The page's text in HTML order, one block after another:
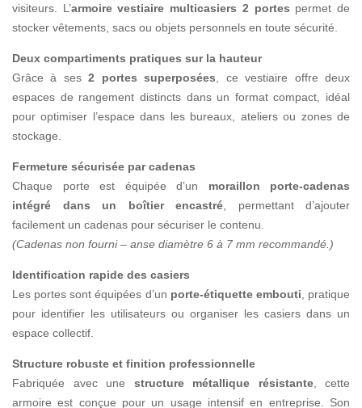
visiteurs. L’armoire vestiaire multicasiers 2 portes permet de
stocker vêtements, sacs ou objets personnels en toute sécurité.
Deux compartiments pratiques sur la hauteur
Grâce à ses2 portes superposées, ce vestiaire offre deux
espaces de rangement distincts dans un format compact, idéal
pour optimiser l’espace dans les bureaux, ateliers ou zones de
stockage.
Fermeture sécurisée par cadenas
Chaque porte est équipée d’un moraillon porte-cadenas
intégré dans un boîtier encastré, permettant d’ajouter
facilement un cadenas pour sécuriser le contenu.
(Cadenas non fourni – anse diamètre 6 à 7 mm recommandé.)
Identification rapide des casiers
Les portes sont équipées d’un porte-étiquette embouti, pratique
pour identifier les utilisateurs ou organiser les casiers dans un
espace collectif.
Structure robuste et finition professionnelle
Fabriquée avec une structure métallique résistante, cette
armoire est conçue pour un usage intensif en entreprise. Son